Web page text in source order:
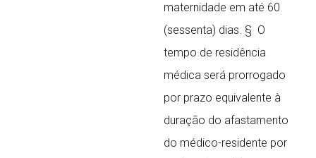
maternidade em até 60
(sessenta) dias. § O
tempo de residência
médica será prorrogado
por prazo equivalente à
duração do afastamento
do médico-residente por